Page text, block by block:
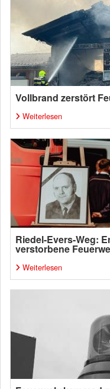
Vollbrand zerstört
Weiterlesen
Riedel-Evers-Weg:
verstorbene
Weiterlesen